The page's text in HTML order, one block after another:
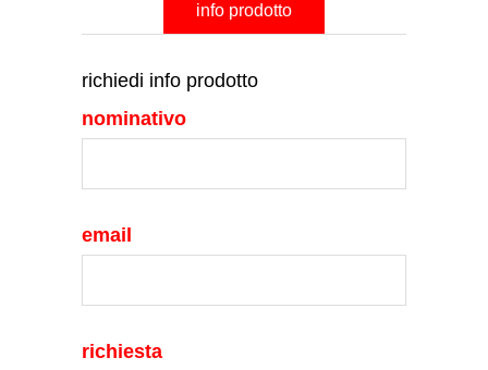
info prodotto
richiedi info prodotto
nominativo
email
richiesta